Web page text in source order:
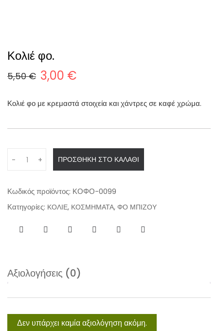
Κολιέ φο.
5,50€
O
p
r
a
s
:
5
3,00 €
Η
α
τ
ί
ν
α
ι
Κολιέ φο με κρεμαστά στοιχεία και χάντρες σε καφέ χρώμα.
n
i
- + ΠΡΟΣΘΉΚΗ ΣΤΟ ΚΑΛΆΘΙ
Κωδικός προϊόντος: ΚΟΦΟ-0099
Κατηγορίες: ΚΟΛΙΕ, ΚΟΣΜΗΜΑΤΑ, ΦΟ ΜΠΙΖΟΥ
Αξιολογήσεις (0)
Δεν υπάρχει καμία αξιολόγηση ακόμη.